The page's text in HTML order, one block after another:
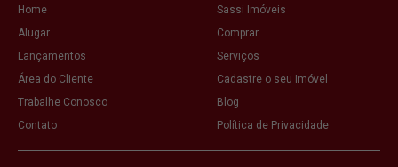
Home
Sassi Imóveis
Alugar
Comprar
Lançamentos
Serviços
Área do Cliente
Cadastre o seu Imóvel
Trabalhe Conosco
Blog
Contato
Política de Privacidade